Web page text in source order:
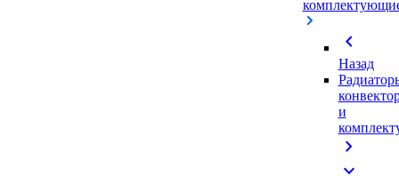
chevron_left
Назад
и
chevron_right
expand_more